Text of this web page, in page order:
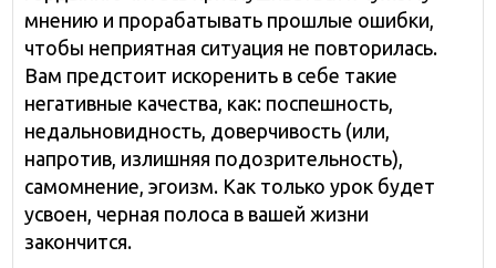
мнению и прорабатывать прошлые ошибки,
чтобы неприятная ситуация не повторилась.
Вам предстоит искоренить в себе такие
негативные качества, как: поспешность,
недальновидность, доверчивость (или,
напротив, излишняя подозрительность),
самомнение, эгоизм. Как только урок будет
усвоен, черная полоса в вашей жизни
закончится.